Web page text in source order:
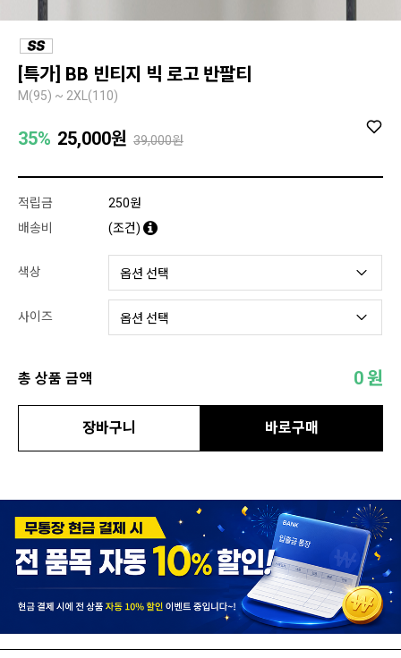
[특가] BB 빈티지 빅 로고 반팔티
M(95) ~ 2XL(110)
35% 25,000원 39,000원
적립금
250원
배송비
(조건)
색상
사이즈
총 상품 금액 0원
장바구니 바로구매